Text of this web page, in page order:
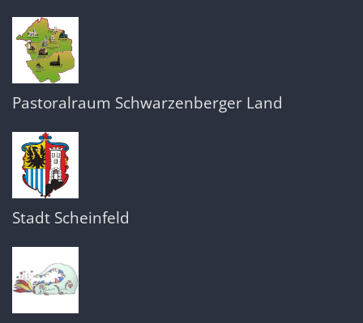
Pastoralraum Schwarzenberger Land
Stadt Scheinfeld